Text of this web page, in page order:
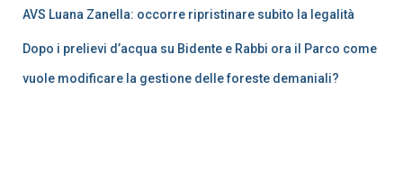
AVS Luana Zanella: occorre ripristinare subito la legalità
Dopo i prelievi d’acqua su Bidente e Rabbi ora il Parco come
vuole modificare la gestione delle foreste demaniali?